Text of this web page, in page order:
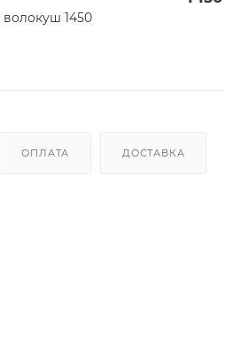
1450
ОПЛАТА ДОСТАВКА